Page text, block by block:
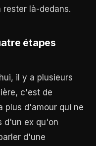
là-dedans.
étapes
il y a plusieurs
c'est de
plus d'amour qui ne
d'un ex qu'on
d'une